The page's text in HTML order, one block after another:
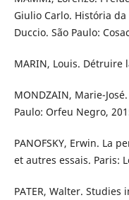
Giulio Carlo. História
Duccio. São Paulo:
MARIN, Louis. Détruire
MONDZAIN, Marie-
Paulo: Orfeu Negro,
PANOFSKY, Erwin. La
et autres essais. Paris:
PATER, Walter.